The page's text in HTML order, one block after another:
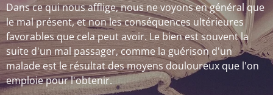
Dans ce qui nous afflige, nous ne voyons en général que
le mal présent, et non les conséquences ultérieures
favorables que cela peut avoir. Le bien est souvent la
suite d'un mal passager, comme la guérison d'un
malade est le résultat des moyens douloureux que l'on
emploie pour l'obtenir.